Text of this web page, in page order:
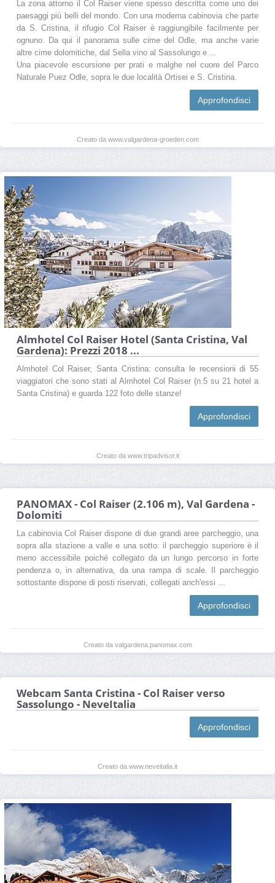
La zona attorno il Col Raiser viene spesso descritta come uno dei
paesaggi più belli del mondo. Con una moderna cabinovia che parte
da S. Cristina, il rifugio Col Raiser è raggiungibile facilmente per
ognuno. Da qui il panorama sulle cime del Odle, ma anche varie
altre cime dolomitiche, dal Sella vino al Sassolungo e ...
Una piacevole escursione per prati e malghe nel cuore del Parco
Naturale Puez Odle, sopra le due località Ortisei e S. Cristina.
Approfondisci
Creato da www.valgardena-groeden.com
Almhotel Col Raiser Hotel (Santa Cristina, Val
Gardena): Prezzi 2018 ...
Almhotel Col Raiser, Santa Cristina: consulta le recensioni di 55
viaggiatori che sono stati al Almhotel Col Raiser (n.5 su 21 hotel a
Santa Cristina) e guarda 122 foto delle stanze!
Approfondisci
Creato da www.tripadvisor.it
PANOMAX - Col Raiser (2.106 m), Val Gardena -
Dolomiti
La cabinovia Col Raiser dispone di due grandi aree parcheggio, una
sopra alla stazione a valle e una sotto: il parcheggio superiore è il
meno accessibile poiché collegato da un lungo percorso in forte
pendenza o, in alternativa, da una rampa di scale. Il parcheggio
sottostante dispone di posti riservati, collegati anch'essi ...
Approfondisci
Creato da valgardena.panomax.com
Webcam Santa Cristina - Col Raiser verso
Sassolungo - NeveItalia
Approfondisci
Creato da www.neveitalia.it